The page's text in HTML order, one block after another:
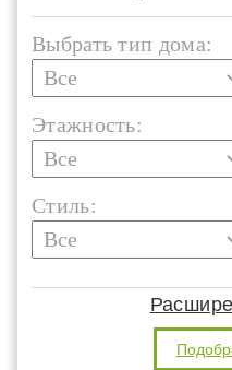
Выбрать тип дома:
Этажность:
Стиль: